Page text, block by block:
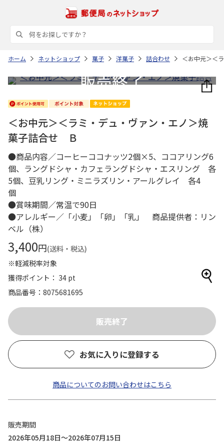
ホーム ネットショップ 菓子 洋菓子 詰合わせ ＜お中元＞＜
＜お中元＞＜ラミ・デュ・ヴァン・エノ＞焼
菓子詰合せ Ｂ
●商品内容／コーヒーココナッツ2個×5、ココアリング6
個、ラングドシャ・カフェラングドシャ・エスリング 各
5個、豆乳リング・ミニラズリン・アールグレイ 各4
個
●賞味期間／常温で90日
●アレルギー／「小麦」「卵」「乳」 商品提供者：リン
ベル（株）
3,400円(送料・税込)
※軽減税率対象
獲得ポイント： 34 pt
商品番号
8075681695
お気に入りに登録する
商品についてのお問い合わせはこちら
販売期間
2026年05月18日～2026年07月15日